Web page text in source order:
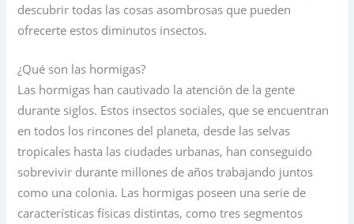
descubrir todas las cosas asombrosas que pueden
ofrecerte estos diminutos insectos.
¿Qué son las hormigas?
Las hormigas han cautivado la atención de la gente
durante siglos. Estos insectos sociales, que se encuentran
en todos los rincones del planeta, desde las selvas
tropicales hasta las ciudades urbanas, han conseguido
sobrevivir durante millones de años trabajando juntos
como una colonia. Las hormigas poseen una serie de
características físicas distintas, como tres segmentos